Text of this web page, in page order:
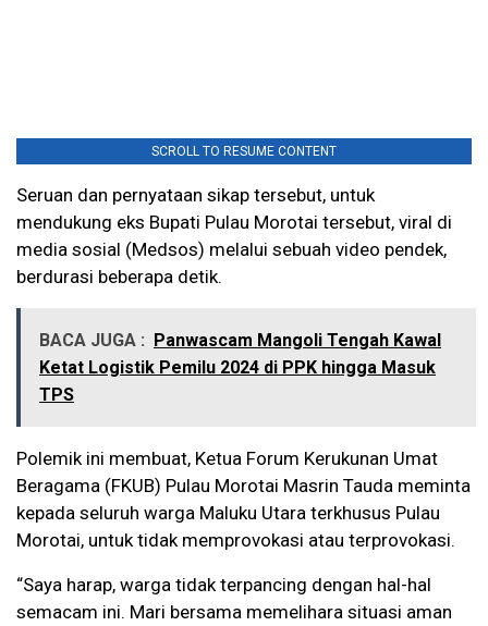
SCROLL TO RESUME CONTENT
Seruan dan pernyataan sikap tersebut, untuk
mendukung eks Bupati Pulau Morotai tersebut, viral di
media sosial (Medsos) melalui sebuah video pendek,
berdurasi beberapa detik.
BACA JUGA : Panwascam Mangoli Tengah Kawal
Ketat Logistik Pemilu 2024 di PPK hingga Masuk
TPS
Polemik ini membuat, Ketua Forum Kerukunan Umat
Beragama (FKUB) Pulau Morotai Masrin Tauda meminta
kepada seluruh warga Maluku Utara terkhusus Pulau
Morotai, untuk tidak memprovokasi atau terprovokasi.
“Saya harap, warga tidak terpancing dengan hal-hal
semacam ini. Mari bersama memelihara situasi aman